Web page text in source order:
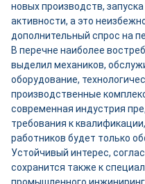
новых производств,
активности, а это
дополнительный спрос на
В перечне наиболее
выделил механиков,
оборудование,
производственные
современная индустрия
требования к
работников будет только
Устойчивый интерес,
сохранится также к